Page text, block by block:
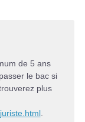
de 5 ans
le bac si
plus
.